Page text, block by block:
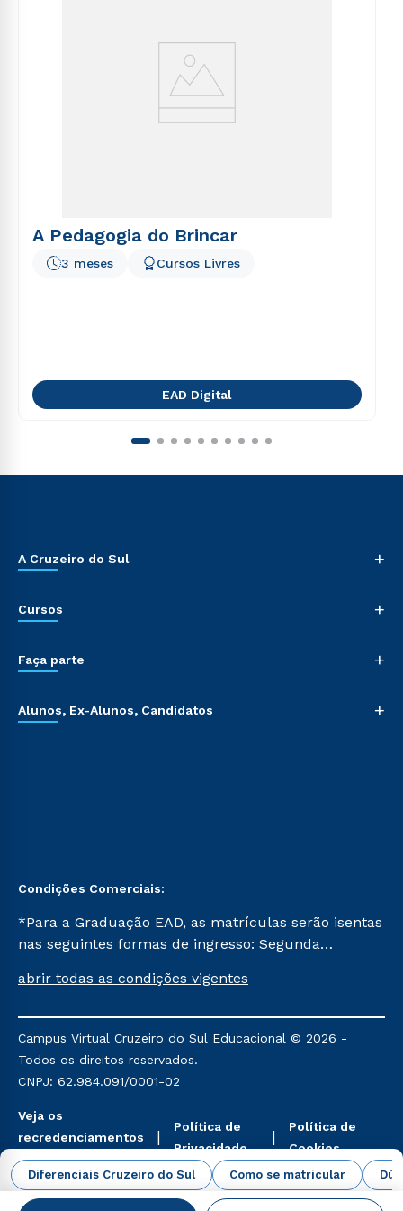
Diferenciais Cruzeiro do Sul Como se matricular
A Pedagogia do Brincar
3 meses Cursos Livres
EAD Digital
A Cruzeiro do Sul +
Cursos +
Faça parte +
Alunos, Ex-Alunos, Candidatos +
Condições Comerciais:
*Para a Graduação EAD, as matrículas serão isentas
nas seguintes formas de ingresso: Segunda
Já para as demais, a taxa de matrícula será de R$
mencionadas são referentes aos cursos: Ensino
Religioso, Geografia para a Docência e Metodologia
do Ensino de História: Questões Atuais.
abrir todas as condições vigentes
Campus Virtual Cruzeiro do Sul Educacional © 2026 -
Todos os direitos reservados.
CNPJ: 62.984.091/0001-02
Veja os
recredenciamentos
aqui
Política de
Privacidade
Política de
Cookies